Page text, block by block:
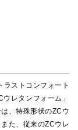
ストコンフォート
レタンフォーム」
、特殊形状のZCウ
た、従来のZCウレ